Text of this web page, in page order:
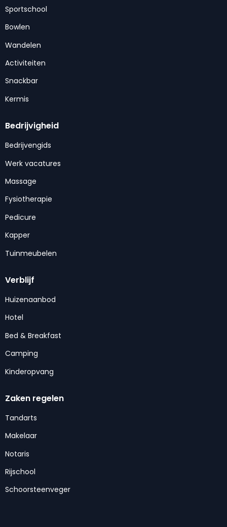
Sportschool
Bowlen
Wandelen
Activiteiten
Snackbar
Kermis
Bedrijvigheid
Bedrijvengids
Werk vacatures
Massage
Fysiotherapie
Pedicure
Kapper
Tuinmeubelen
Verblijf
Huizenaanbod
Hotel
Bed & Breakfast
Camping
Kinderopvang
Zaken regelen
Tandarts
Makelaar
Notaris
Rijschool
Schoorsteenveger